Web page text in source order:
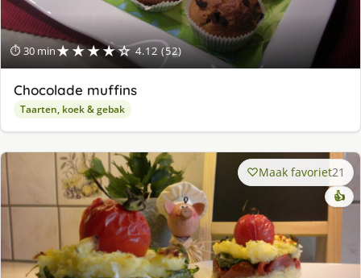
⏱ 30 min★★★★☆ 4.12 (52)
Chocolade muffins
Taarten, koek & gebak
Maak favoriet21
👍